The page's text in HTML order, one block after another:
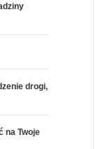
drogi,
na Twoje